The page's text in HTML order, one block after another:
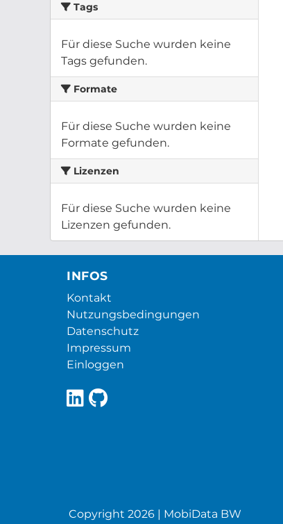
Tags
Für diese Suche wurden keine
Tags gefunden.
Formate
Für diese Suche wurden keine
Formate gefunden.
Lizenzen
Für diese Suche wurden keine
Lizenzen gefunden.
INFOS
Kontakt
Nutzungsbedingungen
Datenschutz
Impressum
Einloggen
Copyright 2026 | MobiData BW